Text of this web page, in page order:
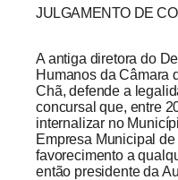
JULGAMENTO DE
A antiga diretora do
Humanos da Câmara
Chã, defende a
concursal que, entre
internalizar no
Empresa Municipal
favorecimento a
então presidente da